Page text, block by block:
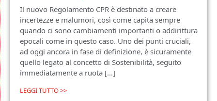
Il nuovo Regolamento CPR è destinato a creare
incertezze e malumori, così come capita sempre
quando ci sono cambiamenti importanti o addirittura
epocali come in questo caso. Uno dei punti cruciali,
ad oggi ancora in fase di definizione, è sicuramente
quello legato al concetto di Sostenibilità, seguito
immediatamente a ruota [...]
LEGGI TUTTO >>